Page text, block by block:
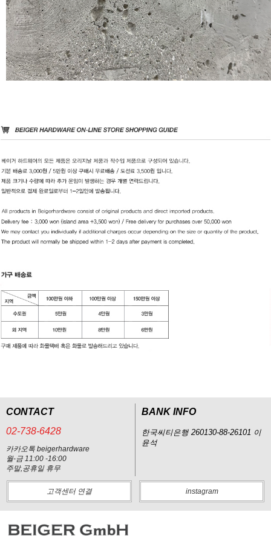
CONTACT
02-738-6428
카카오톡 beigerhardware
월-금 11:00 -16:00
주말,공휴일 휴무
BANK INFO
한국씨티은행 260130-88-26101 이
윤석
고객센터 연결 instagram